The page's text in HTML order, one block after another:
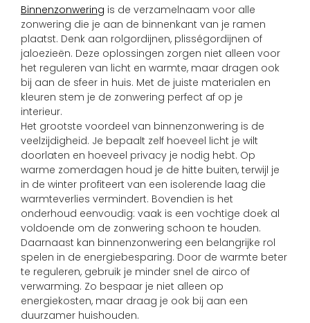
Binnenzonwering is de verzamelnaam voor alle
zonwering die je aan de binnenkant van je ramen
plaatst. Denk aan rolgordijnen, plisségordijnen of
jaloezieën. Deze oplossingen zorgen niet alleen voor
het reguleren van licht en warmte, maar dragen ook
bij aan de sfeer in huis. Met de juiste materialen en
kleuren stem je de zonwering perfect af op je
interieur.
Het grootste voordeel van binnenzonwering is de
veelzijdigheid. Je bepaalt zelf hoeveel licht je wilt
doorlaten en hoeveel privacy je nodig hebt. Op
warme zomerdagen houd je de hitte buiten, terwijl je
in de winter profiteert van een isolerende laag die
warmteverlies vermindert. Bovendien is het
onderhoud eenvoudig: vaak is een vochtige doek al
voldoende om de zonwering schoon te houden.
Daarnaast kan binnenzonwering een belangrijke rol
spelen in de energiebesparing. Door de warmte beter
te reguleren, gebruik je minder snel de airco of
verwarming. Zo bespaar je niet alleen op
energiekosten, maar draag je ook bij aan een
duurzamer huishouden.